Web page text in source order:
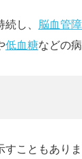
し、 脳血管
低血糖などの
すこともあり